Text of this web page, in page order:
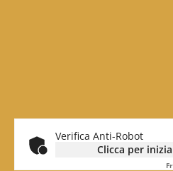
Verifica Anti-Robot
Clicca per